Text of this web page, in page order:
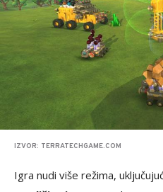
IZVOR: TERRATECHGAME.COM
Igra nudi više režima,